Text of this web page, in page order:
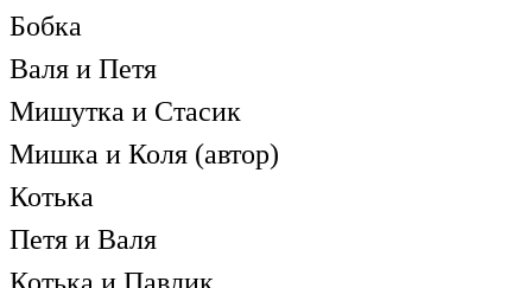
Бобка
Валя и Петя
Мишутка и Стасик
Мишка и Коля (автор)
Котька
Петя и Валя
Котька и Павлик